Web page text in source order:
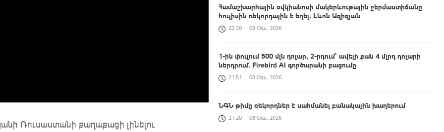
Ռուսաստանի քաղաքացի լինելու
Համաշխարհային օվկիանոսի մակերևութային ջերմաստիճանը
հուլիսին ռեկորդային է եղել․ Լևոն Ազիզյան
22:20 08 Օգս, 2026
1-ին փուլում 500 մլն դոլար, 2-րդում՝ ավելի քան 4 մլրդ դոլարի
ներդրում. Firebird AI գործարանի բացումը
21:51 08 Օգս, 2026
ՆԳՆ թիմը ռեկորդներ է սահմանել բանակային խաղերում
21:20 08 Օգս, 2026